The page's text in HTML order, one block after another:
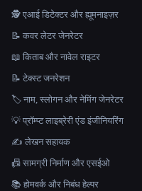
🕵️ एआई डिटेक्टर और ह्यूमनाइज़र
📝 कवर लेटर जेनरेटर
📖 किताब और नावेल राइटर
📝 टेक्स्ट जनरेशन
🏷️ नाम, स्लोगन और नेमिंग जेनरेटर
💡 प्रॉम्प्ट लाइब्रेरी एंड इंजीनियरिंग
✍️ लेखन सहायक
📠 सामग्री निर्माण और एसईओ
📚 होमवर्क और निबंध हेल्पर